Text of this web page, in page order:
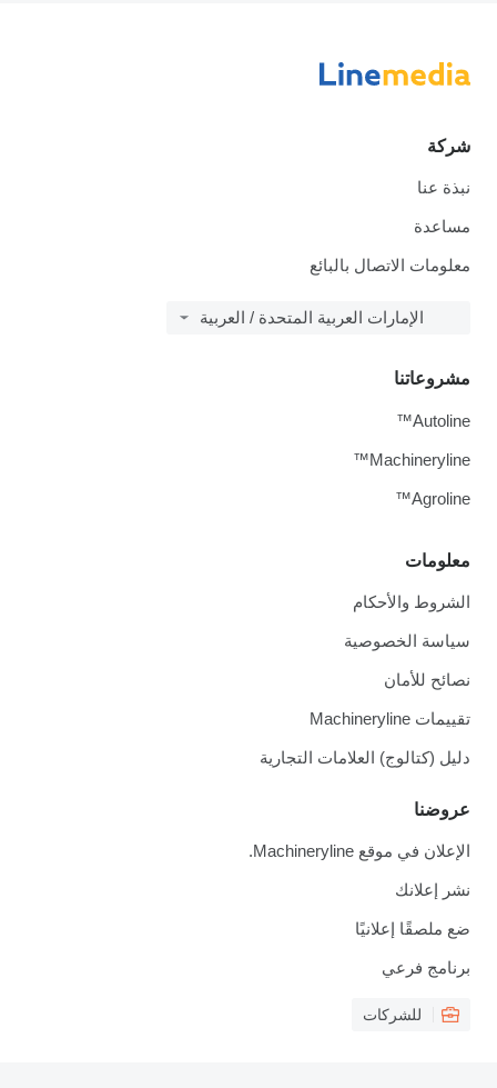
شركة
نبذة عنا
مساعدة
معلومات الاتصال بالبائع
الإمارات العربية المتحدة / العربية
معلومات
الشروط والأحكام
سياسة الخصوصية
نصائح للأمان
تقييمات Machineryline
دليل (كتالوج) العلامات التجارية
عروضنا
الإعلان في موقع Machineryline.
نشر إعلانك
ضع ملصقًا إعلانيًا
برنامج فرعي
للشركات
مشروعاتنا
Autoline™
Machineryline™
Agroline™